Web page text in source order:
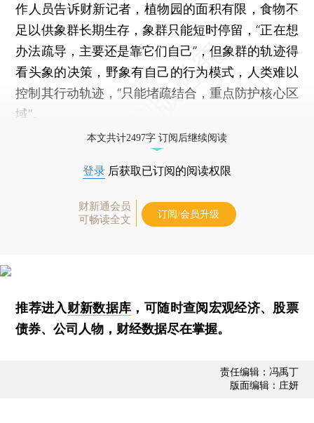
作人员告诉财新记者，植物园的面积有限，食物不
足以供象群长期生存，象群只能短时停留，“正在想
办法疏导，主要还是靠它们自己”，但象群的轨迹得
看头象的决策，野象有自己的行为模式，人类难以
控制其行动轨迹，“只能堵疏结合，重点防护核心区
域”。
本文共计2497字 订阅后继续阅读
登录 后获取已订阅的阅读权限
财新通会员
可畅读全文
订阅/会员升级
推荐进入财新数据库 ，可随时查阅宏观经济、股票
债券、公司人物，财经数据尽在掌握。
责任编辑：冯禹丁
版面编辑：庄妍